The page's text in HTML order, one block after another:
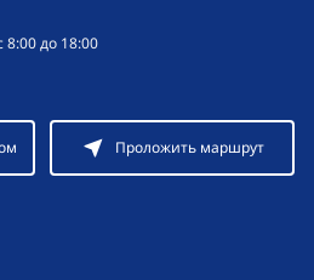
до 18:00
Проложить маршрут